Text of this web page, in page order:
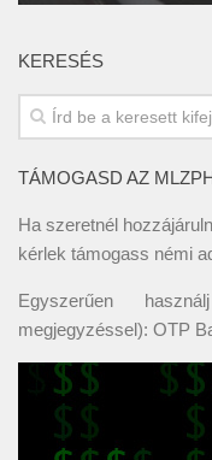
KERESÉS
TÁMOGASD AZ
Ha szeretnél
kérlek támogass némi
Egyszerűen
megjegyzéssel): OTP